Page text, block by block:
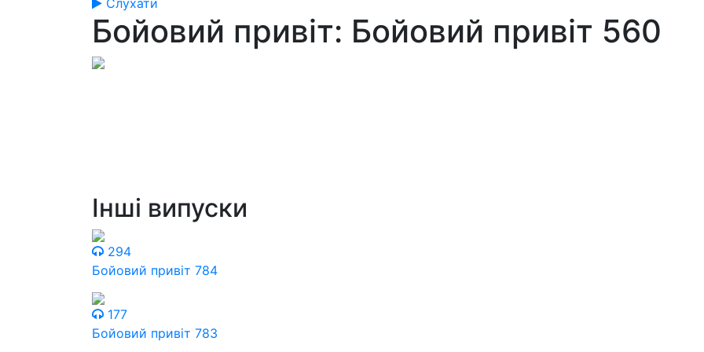
Слухати
Бойовий привіт: Бойовий привіт 560
Інші випуски
294
Бойовий привіт 784
177
Бойовий привіт 783